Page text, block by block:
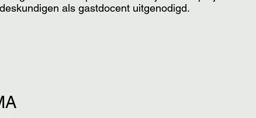
als gastdocent uitgenodigd.